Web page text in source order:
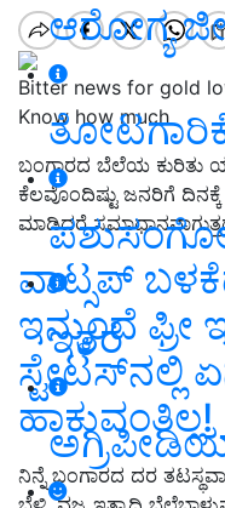
ಆರೋಗ್ಯ
ಇತರೆ
Bitter news for gold
Know how much
ಬಂಗಾರದ ಬೆಲೆಯ ಕುರಿತು
ಕೆಲವೊಂದಿಷ್ಟು ಜನರಿಗೆ
ಮಾಡಿದರೆ
ವಾಟ್ಸಪ್‌
ಇನ್ಮುಂದೆ
ಸ್ಟೇಟಸ್‌ನಲ್ಲಿ
ಹಾಕುವಂತಿಲ್ಲ!
ನಿನ್ನೆ ಬಂಗಾರದ ದರ